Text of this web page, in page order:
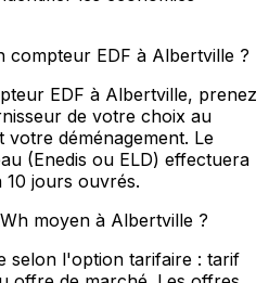
compteur EDF à Albertville ?
EDF à Albertville, prenez
de votre choix au
votre déménagement. Le
(Enedis ou ELD) effectuera
jours ouvrés.
moyen à Albertville ?
selon l'option tarifaire : tarif